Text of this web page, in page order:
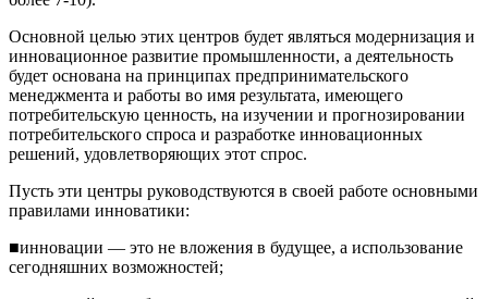
Основной целью этих центров будет являться модернизация и
инновационное развитие промышленности, а деятельность
будет основана на принципах предпринимательского
менеджмента и работы во имя результата, имеющего
потребительскую ценность, на изучении и прогнозировании
потребительского спроса и разработке инновационных
решений, удовлетворяющих этот спрос.
Пусть эти центры руководствуются в своей работе основными
правилами инноватики:
■инновации — это не вложения в будущее, а использование
сегодняшних возможностей;